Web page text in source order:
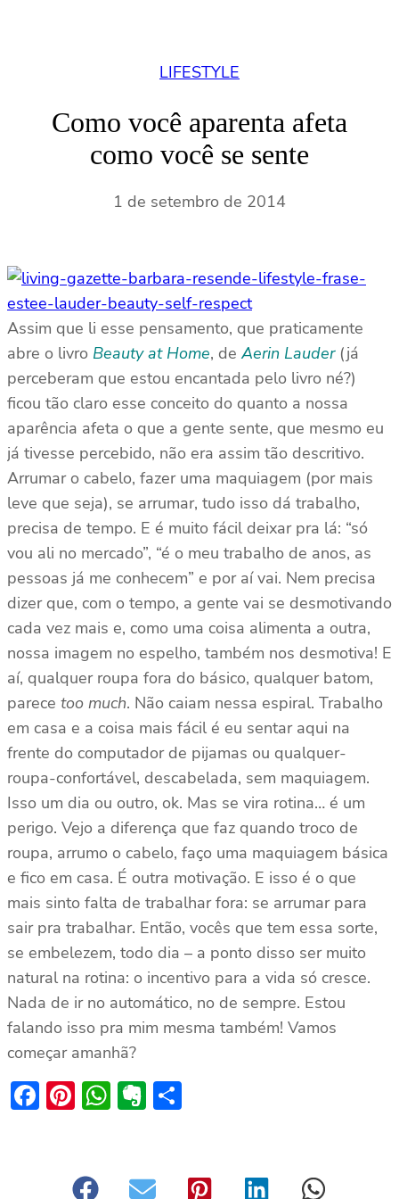
LIFESTYLE
Como você aparenta afeta
como você se sente
1 de setembro de 2014
Assim que li esse pensamento, que praticamente
abre o livro Beauty at Home, deAerin Lauder(já
perceberam que estou encantada pelo livro né?)
ficou tão claro esse conceito do quanto a nossa
aparência afeta o que a gente sente, que mesmo eu
já tivesse percebido, não era assim tão descritivo.
Arrumar o cabelo, fazer uma maquiagem (por mais
leve que seja), se arrumar, tudo isso dá trabalho,
precisa de tempo. E é muito fácil deixar pra lá: “só
vou ali no mercado”, “é o meu trabalho de anos, as
pessoas já me conhecem” e por aí vai. Nem precisa
dizer que, com o tempo, a gente vai se desmotivando
cada vez mais e, como uma coisa alimenta a outra,
nossa imagem no espelho, também nos desmotiva! E
aí, qualquer roupa fora do básico, qualquer batom,
parece too much. Não caiam nessa espiral. Trabalho
em casa e a coisa mais fácil é eu sentar aqui na
frente do computador de pijamas ou qualquer-
roupa-confortável, descabelada, sem maquiagem.
Isso um dia ou outro, ok. Mas se vira rotina… é um
perigo. Vejo a diferença que faz quando troco de
roupa, arrumo o cabelo, faço uma maquiagem básica
e fico em casa. É outra motivação. E isso é o que
mais sinto falta de trabalhar fora: se arrumar para
sair pra trabalhar. Então, vocês que tem essa sorte,
se embelezem, todo dia – a ponto disso ser muito
natural na rotina: o incentivo para a vida só cresce.
Nada de ir no automático, no de sempre. Estou
falando isso pra mim mesma também! Vamos
começar amanhã?
Facebook
Pinterest
WhatsApp
Evernote